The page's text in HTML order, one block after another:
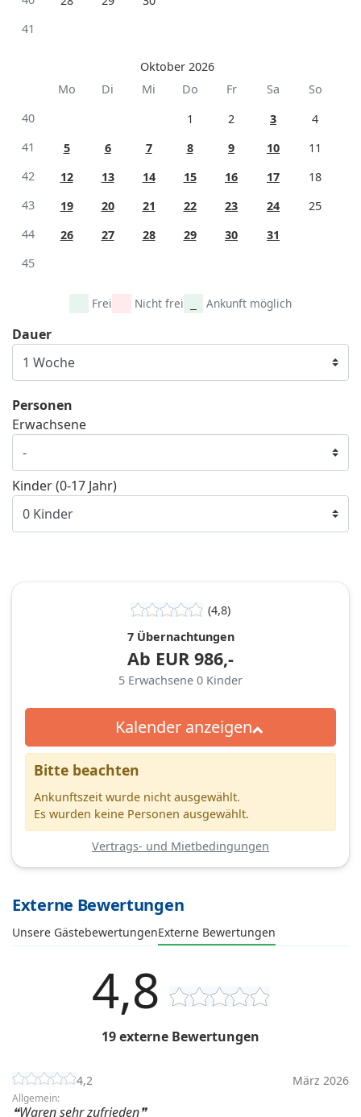
41
Oktober 2026
Mo
Di Mi Do Fr Sa
So
40
1 2 3
4
41
5 6 7 8 9 10
11
42
12 13 14 15 16 17
18
43
19 20 21 22 23 24
25
44
26 27 28 29 30
31
45
Frei Nicht frei Ankunft möglich
Dauer
Personen
Erwachsene
Kinder (0-17 Jahr)
(4,8)
7 Übernachtungen
Ab EUR 986,-
5 Erwachsene 0 Kinder
Kalender anzeigen
Bitte beachten
Ankunftszeit wurde nicht ausgewählt.
Es wurden keine Personen ausgewählt.
Vertrags- und Mietbedingungen
Externe Bewertungen
Unsere GästebewertungenExterne Bewertungen
4,8
19 externe Bewertungen
4,2 März 2026
Allgemein:
Waren sehr zufrieden